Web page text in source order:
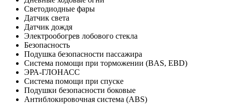
Светодиодные фары
Датчик света
Датчик дождя
Электрообогрев лобового стекла
Безопасность
Подушка безопасности пассажира
Система помощи при торможении (BAS, EBD)
ЭРА-ГЛОНАСС
Система помощи при спуске
Подушки безопасности боковые
Антиблокировочная система (ABS)